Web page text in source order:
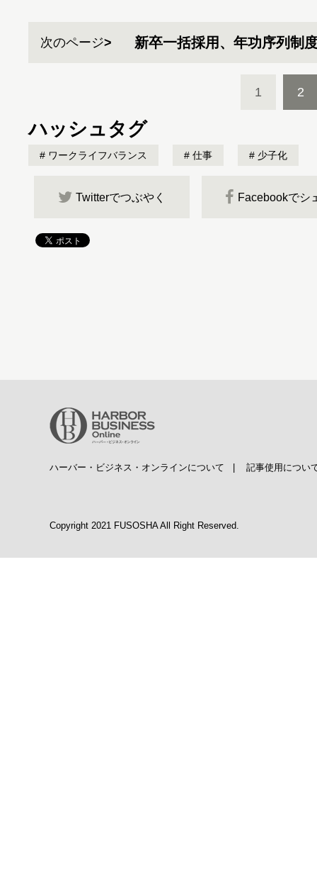
次のページ 新卒一括採用、年功序列制
1 2
ハッシュタグ
ワークライフバランス 仕事 少子化
Twitterでつぶやく Facebookでシ
ハーバー・ビジネス・オンラインについて 記事使用につい
Copyright 2021 FUSOSHA All Right Reserved.